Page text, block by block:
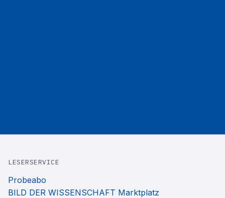
LESERSERVICE
Probeabo
BILD DER WISSENSCHAFT Marktplatz